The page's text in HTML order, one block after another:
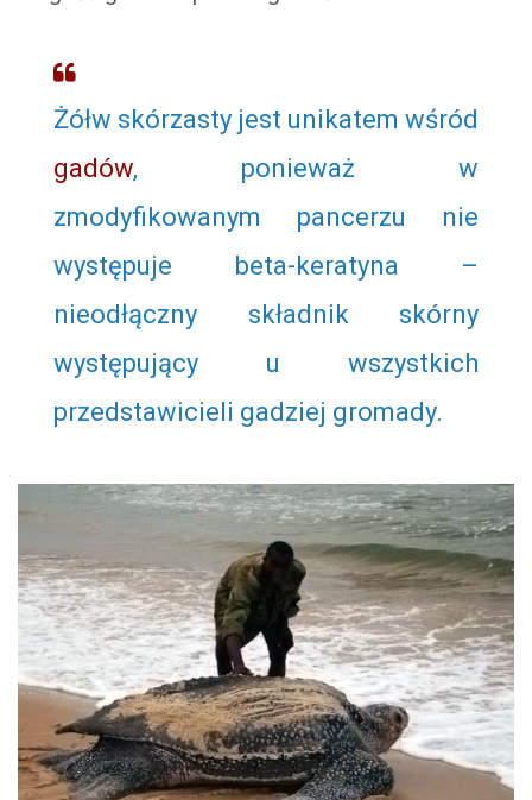
Żółw skórzasty jest unikatem wśród
gadów, ponieważ w
zmodyfikowanym pancerzu nie
występuje beta-keratyna –
nieodłączny składnik skórny
występujący u wszystkich
przedstawicieli gadziej gromady.